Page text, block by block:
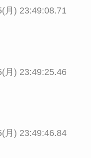
月) 23:49:08.71
月) 23:49:25.46
月) 23:49:46.84